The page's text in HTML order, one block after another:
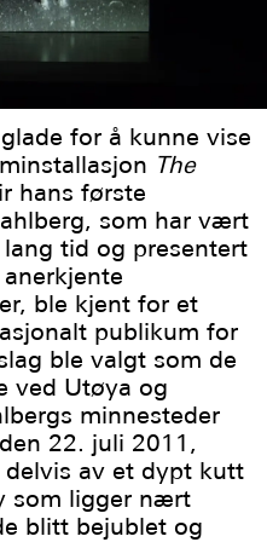
for å kunne vise
The
hans første
som har vært
tid og presentert
ble kjent for et
publikum for
ble valgt som de
ved Utøya og
minnesteder
22. juli 2011,
delvis av et dypt kutt
som ligger nært
blitt bejublet og